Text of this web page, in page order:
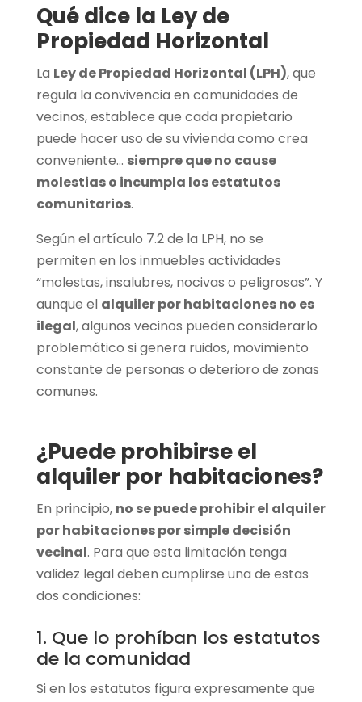
Qué dice la Ley de
Propiedad Horizontal
La Ley de Propiedad Horizontal (LPH), que
regula la convivencia en comunidades de
vecinos, establece que cada propietario
puede hacer uso de su vivienda como crea
conveniente… siempre que no cause
molestias o incumpla los estatutos
comunitarios.
Según el artículo 7.2 de la LPH, no se
permiten en los inmuebles actividades
“molestas, insalubres, nocivas o peligrosas”. Y
aunque el alquiler por habitaciones no es
ilegal, algunos vecinos pueden considerarlo
problemático si genera ruidos, movimiento
constante de personas o deterioro de zonas
comunes.
¿Puede prohibirse el
alquiler por habitaciones?
En principio, no se puede prohibir el alquiler
por habitaciones por simple decisión
vecinal. Para que esta limitación tenga
validez legal deben cumplirse una de estas
dos condiciones:
1. Que lo prohíban los estatutos
de la comunidad
Si en los estatutos figura expresamente que